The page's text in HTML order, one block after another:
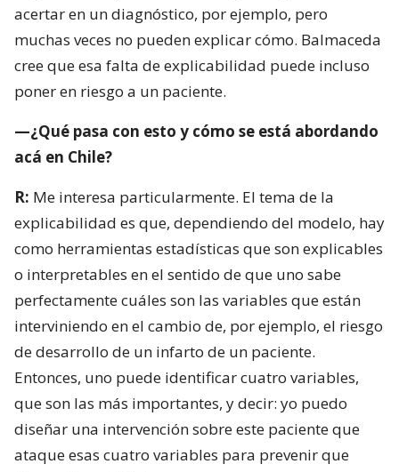
acertar en un diagnóstico, por ejemplo, pero
muchas veces no pueden explicar cómo. Balmaceda
cree que esa falta de explicabilidad puede incluso
poner en riesgo a un paciente.
—¿Qué pasa con esto y cómo se está abordando
acá en Chile?
R: Me interesa particularmente. El tema de la
explicabilidad es que, dependiendo del modelo, hay
como herramientas estadísticas que son explicables
o interpretables en el sentido de que uno sabe
perfectamente cuáles son las variables que están
interviniendo en el cambio de, por ejemplo, el riesgo
de desarrollo de un infarto de un paciente.
Entonces, uno puede identificar cuatro variables,
que son las más importantes, y decir: yo puedo
diseñar una intervención sobre este paciente que
ataque esas cuatro variables para prevenir que